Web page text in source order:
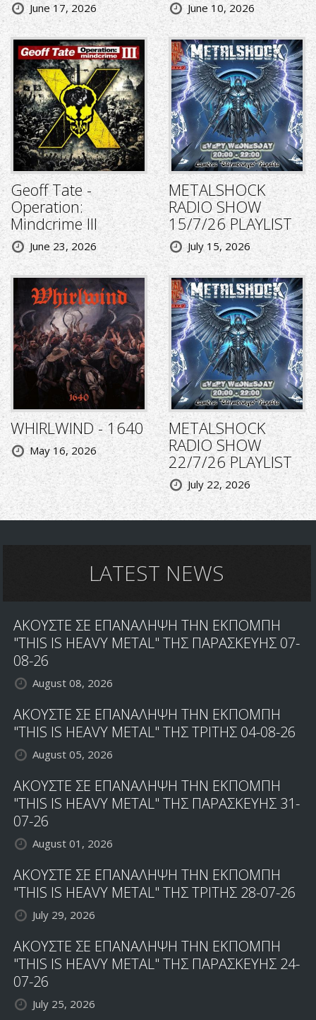
June 17, 2026 June 10, 2026
Geoff Tate -
Operation:
Mindcrime III
June 23, 2026
METALSHOCK
RADIO SHOW
15/7/26 PLAYLIST
July 15, 2026
WHIRLWIND - 1640
May 16, 2026
METALSHOCK
RADIO SHOW
22/7/26 PLAYLIST
July 22, 2026
LATEST NEWS
ΑΚΟΥΣΤΕ ΣΕ ΕΠΑΝΑΛΗΨΗ ΤΗΝ ΕΚΠΟΜΠΗ
"THIS IS HEAVY METAL" ΤΗΣ ΠΑΡΑΣΚΕΥΗΣ 07-
08-26
August 08, 2026
ΑΚΟΥΣΤΕ ΣΕ ΕΠΑΝΑΛΗΨΗ ΤΗΝ ΕΚΠΟΜΠΗ
"THIS IS HEAVY METAL" ΤΗΣ ΤΡΙΤΗΣ 04-08-26
August 05, 2026
ΑΚΟΥΣΤΕ ΣΕ ΕΠΑΝΑΛΗΨΗ ΤΗΝ ΕΚΠΟΜΠΗ
"THIS IS HEAVY METAL" ΤΗΣ ΠΑΡΑΣΚΕΥΗΣ 31-
07-26
August 01, 2026
ΑΚΟΥΣΤΕ ΣΕ ΕΠΑΝΑΛΗΨΗ ΤΗΝ ΕΚΠΟΜΠΗ
"THIS IS HEAVY METAL" ΤΗΣ ΤΡΙΤΗΣ 28-07-26
July 29, 2026
ΑΚΟΥΣΤΕ ΣΕ ΕΠΑΝΑΛΗΨΗ ΤΗΝ ΕΚΠΟΜΠΗ
"THIS IS HEAVY METAL" ΤΗΣ ΠΑΡΑΣΚΕΥΗΣ 24-
07-26
July 25, 2026